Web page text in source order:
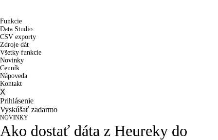
content
Funkcie
Data Studio
CSV exporty
Zdroje dát
Všetky funkcie
Novinky
Cenník
Nápoveda
Kontakt
X
Prihlásenie
Vyskúšať zadarmo
NOVINKY
Ako dostať dáta z Heureky do